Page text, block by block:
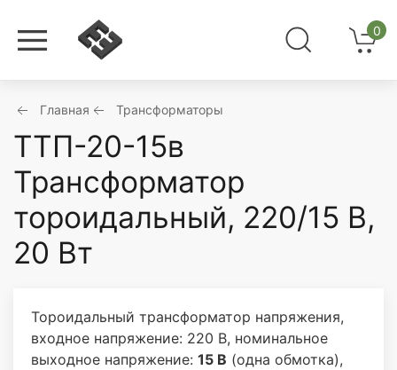
0
Главная Трансформаторы
ТТП-20-15в
Трансформатор
тороидальный, 220/15 В,
20 Вт
Тороидальный трансформатор напряжения,
входное напряжение: 220 В, номинальное
выходное напряжение: 15 В (одна обмотка),